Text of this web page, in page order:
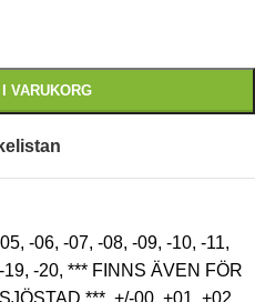
VARUKORG
, -06, -07, -08, -09, -10, -11,
-19, -20, *** FINNS ÄVEN FÖR